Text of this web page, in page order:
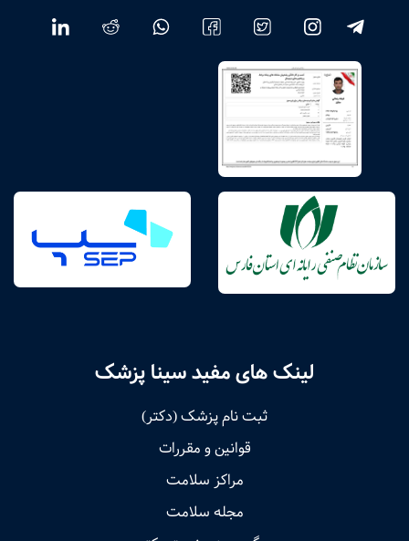
لینک های مفید سینا پزشک
ثبت نام پزشک (دکتر)
قوانین و مقررات
مراکز سلامت
مجله سلامت